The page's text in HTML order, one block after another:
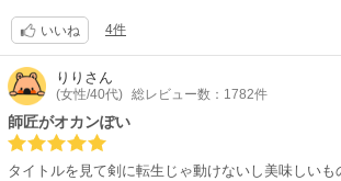
いいね 4件
りり さん
(女性/40代) 総レビュー数：1782件
師匠がオカンぽい
タイトルを見て剣に転生じゃ動けないし美味しいも